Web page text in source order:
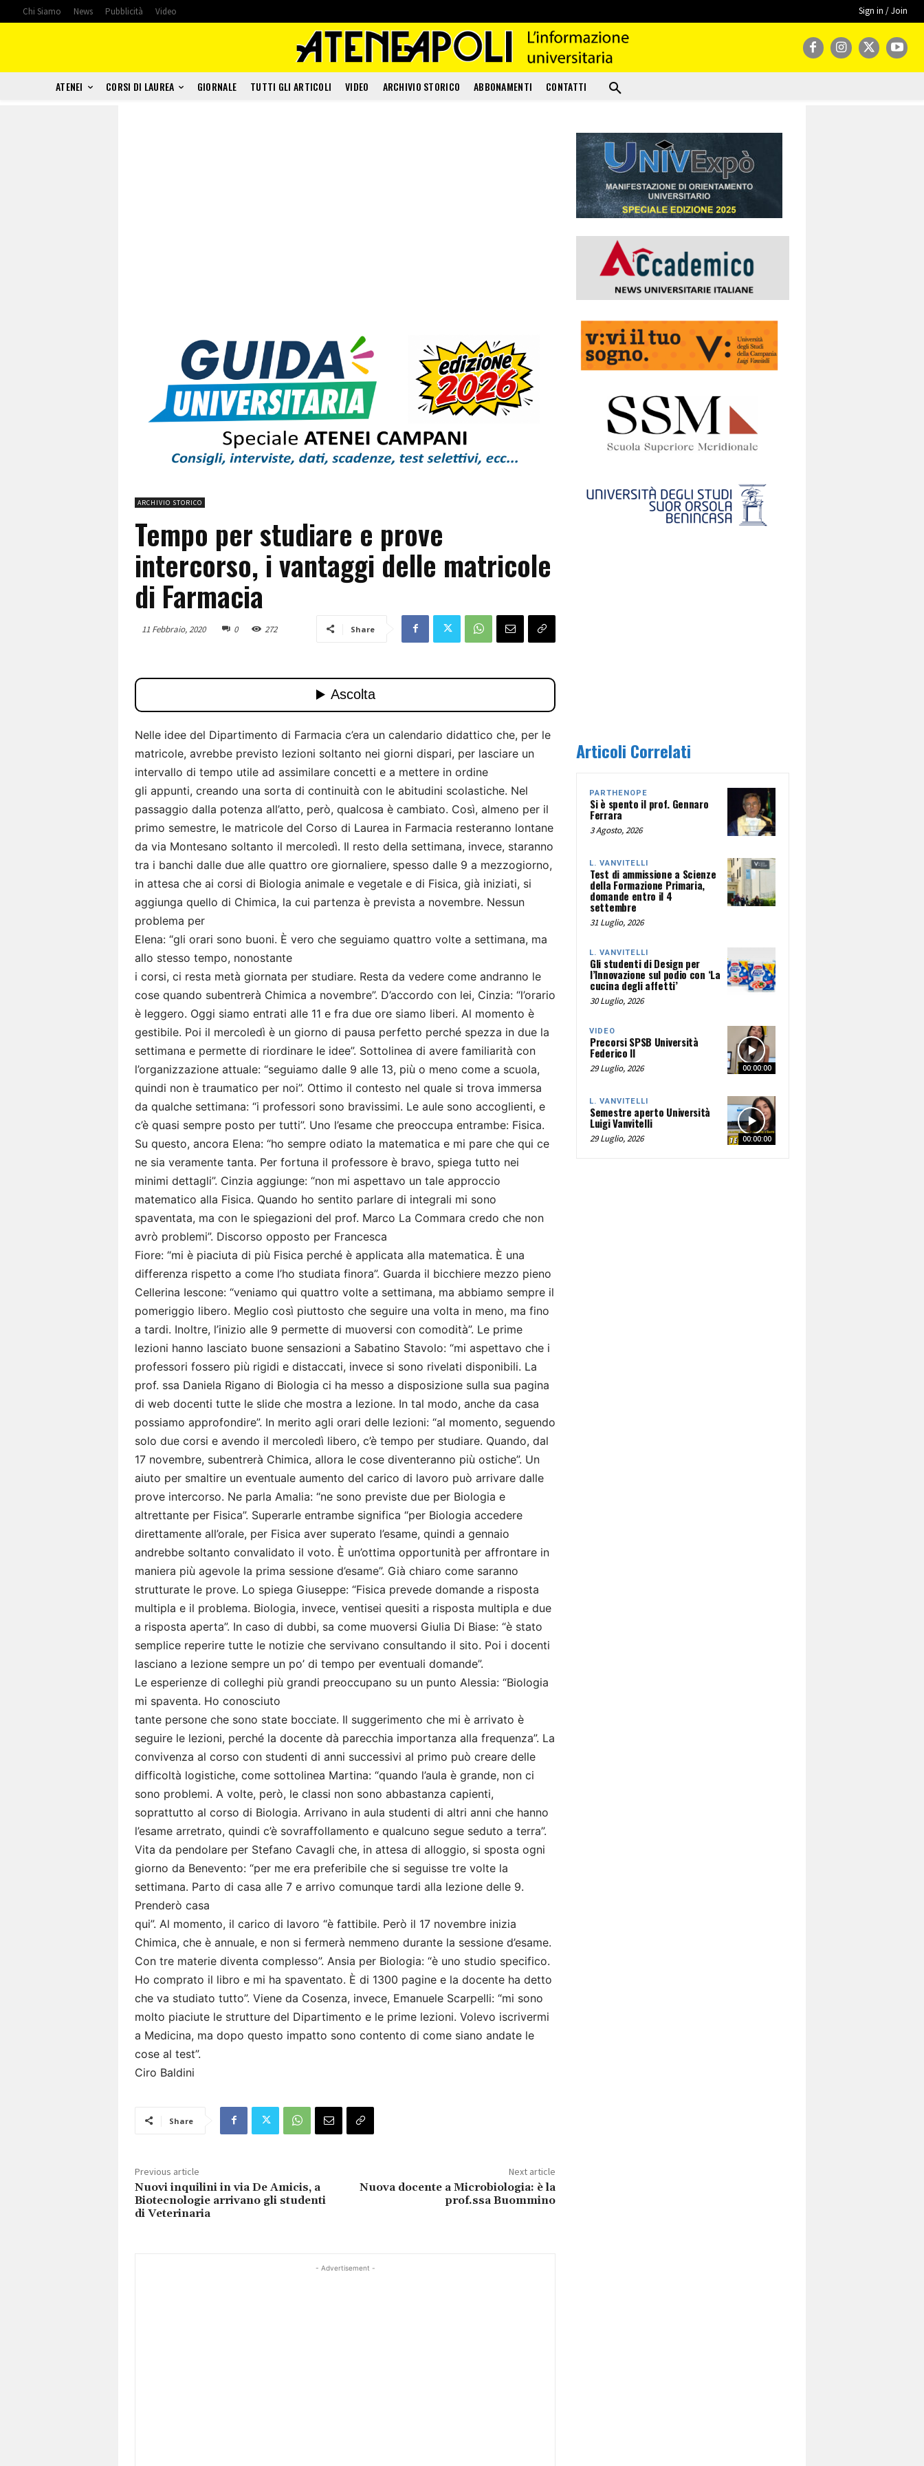
Chi Siamo News Pubblicità Video Sign in / Join
ATENEI CORSI DI LAUREA GIORNALE TUTTI GLI ARTICOLI VIDEO ARCHIVIO STORICO ABBONAMENTI CONTATTI
ARCHIVIO STORICO
Tempo per studiare e prove
intercorso, i vantaggi delle matricole
di Farmacia
11 Febbraio, 2020 0 272 Share
Nelle idee del Dipartimento di Farmacia c’era un calendario didattico che, per le
matricole, avrebbe previsto lezioni soltanto nei giorni dispari, per lasciare un
intervallo di tempo utile ad assimilare concetti e a mettere in ordine
gli appunti, creando una sorta di continuità con le abitudini scolastiche. Nel
passaggio dalla potenza all’atto, però, qualcosa è cambiato. Così, almeno per il
primo semestre, le matricole del Corso di Laurea in Farmacia resteranno lontane
da via Montesano soltanto il mercoledì. Il resto della settimana, invece, staranno
tra i banchi dalle due alle quattro ore giornaliere, spesso dalle 9 a mezzogiorno,
in attesa che ai corsi di Biologia animale e vegetale e di Fisica, già iniziati, si
aggiunga quello di Chimica, la cui partenza è prevista a novembre. Nessun
problema per
Elena: “gli orari sono buoni. È vero che seguiamo quattro volte a settimana, ma
allo stesso tempo, nonostante
i corsi, ci resta metà giornata per studiare. Resta da vedere come andranno le
cose quando subentrerà Chimica a novembre”. D’accordo con lei, Cinzia: “l’orario
è leggero. Oggi siamo entrati alle 11 e fra due ore siamo liberi. Al momento è
gestibile. Poi il mercoledì è un giorno di pausa perfetto perché spezza in due la
settimana e permette di riordinare le idee”. Sottolinea di avere familiarità con
l’organizzazione attuale: “seguiamo dalle 9 alle 13, più o meno come a scuola,
quindi non è traumatico per noi”. Ottimo il contesto nel quale si trova immersa
da qualche settimana: “i professori sono bravissimi. Le aule sono accoglienti, e
c’è quasi sempre posto per tutti”. Uno l’esame che preoccupa entrambe: Fisica.
Su questo, ancora Elena: “ho sempre odiato la matematica e mi pare che qui ce
ne sia veramente tanta. Per fortuna il professore è bravo, spiega tutto nei
minimi dettagli”. Cinzia aggiunge: “non mi aspettavo un tale approccio
matematico alla Fisica. Quando ho sentito parlare di integrali mi sono
spaventata, ma con le spiegazioni del prof. Marco La Commara credo che non
avrò problemi”. Discorso opposto per Francesca
Fiore: “mi è piaciuta di più Fisica perché è applicata alla matematica. È una
differenza rispetto a come l’ho studiata finora”. Guarda il bicchiere mezzo pieno
Cellerina Iescone: “veniamo qui quattro volte a settimana, ma abbiamo sempre il
pomeriggio libero. Meglio così piuttosto che seguire una volta in meno, ma fino
a tardi. Inoltre, l’inizio alle 9 permette di muoversi con comodità”. Le prime
lezioni hanno lasciato buone sensazioni a Sabatino Stavolo: “mi aspettavo che i
professori fossero più rigidi e distaccati, invece si sono rivelati disponibili. La
prof. ssa Daniela Rigano di Biologia ci ha messo a disposizione sulla sua pagina
di web docenti tutte le slide che mostra a lezione. In tal modo, anche da casa
possiamo approfondire”. In merito agli orari delle lezioni: “al momento, seguendo
solo due corsi e avendo il mercoledì libero, c’è tempo per studiare. Quando, dal
17 novembre, subentrerà Chimica, allora le cose diventeranno più ostiche”. Un
aiuto per smaltire un eventuale aumento del carico di lavoro può arrivare dalle
prove intercorso. Ne parla Amalia: “ne sono previste due per Biologia e
altrettante per Fisica”. Superarle entrambe significa “per Biologia accedere
direttamente all’orale, per Fisica aver superato l’esame, quindi a gennaio
andrebbe soltanto convalidato il voto. È un’ottima opportunità per affrontare in
maniera più agevole la prima sessione d’esame”. Già chiaro come saranno
strutturate le prove. Lo spiega Giuseppe: “Fisica prevede domande a risposta
multipla e il problema. Biologia, invece, ventisei quesiti a risposta multipla e due
a risposta aperta”. In caso di dubbi, sa come muoversi Giulia Di Biase: “è stato
semplice reperire tutte le notizie che servivano consultando il sito. Poi i docenti
lasciano a lezione sempre un po’ di tempo per eventuali domande”.
Le esperienze di colleghi più grandi preoccupano su un punto Alessia: “Biologia
mi spaventa. Ho conosciuto
tante persone che sono state bocciate. Il suggerimento che mi è arrivato è
seguire le lezioni, perché la docente dà parecchia importanza alla frequenza”. La
convivenza al corso con studenti di anni successivi al primo può creare delle
difficoltà logistiche, come sottolinea Martina: “quando l’aula è grande, non ci
sono problemi. A volte, però, le classi non sono abbastanza capienti,
soprattutto al corso di Biologia. Arrivano in aula studenti di altri anni che hanno
l’esame arretrato, quindi c’è sovraffollamento e qualcuno segue seduto a terra”.
Vita da pendolare per Stefano Cavagli che, in attesa di alloggio, si sposta ogni
giorno da Benevento: “per me era preferibile che si seguisse tre volte la
settimana. Parto di casa alle 7 e arrivo comunque tardi alla lezione delle 9.
Prenderò casa
qui”. Al momento, il carico di lavoro “è fattibile. Però il 17 novembre inizia
Chimica, che è annuale, e non si fermerà nemmeno durante la sessione d’esame.
Con tre materie diventa complesso”. Ansia per Biologia: “è uno studio specifico.
Ho comprato il libro e mi ha spaventato. È di 1300 pagine e la docente ha detto
che va studiato tutto”. Viene da Cosenza, invece, Emanuele Scarpelli: “mi sono
molto piaciute le strutture del Dipartimento e le prime lezioni. Volevo iscrivermi
a Medicina, ma dopo questo impatto sono contento di come siano andate le
cose al test”.
Ciro Baldini
Share
Previous article
Nuovi inquilini in via De Amicis, a
Biotecnologie arrivano gli studenti
di Veterinaria
Next article
Nuova docente a Microbiologia: è la
prof.ssa Buommino
- Advertisement -
Articoli Correlati
PARTHENOPE
Si è spento il prof. Gennaro
Ferrara
3 Agosto, 2026
L. VANVITELLI
Test di ammissione a Scienze
della Formazione Primaria,
domande entro il 4
settembre
31 Luglio, 2026
L. VANVITELLI
Gli studenti di Design per
l’Innovazione sul podio con ‘La
cucina degli affetti’
30 Luglio, 2026
00:00:00
VIDEO
Precorsi SPSB Università
Federico II
29 Luglio, 2026
00:00:00
L. VANVITELLI
Semestre aperto Università
Luigi Vanvitelli
29 Luglio, 2026